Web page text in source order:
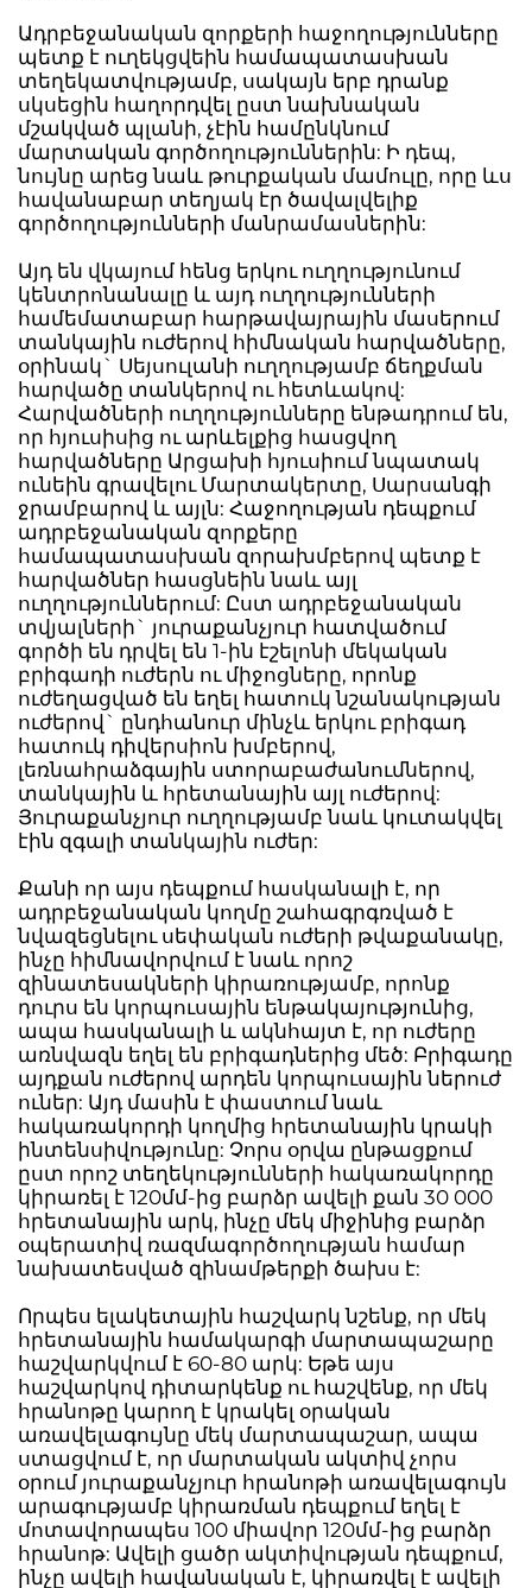
Ադրբեջանական զորքերի հաջողությունները
պետք է ուղեկցվեին համապատասխան
տեղեկատվությամբ, սակայն երբ դրանք
սկսեցին հաղորդվել ըստ նախնական
մշակված պլանի, չէին համընկնում
մարտական գործողություններին: Ի դեպ,
նույնը արեց նաև թուրքական մամուլը, որը ևս
հավանաբար տեղյակ էր ծավալվելիք
գործողությունների մանրամասներին:
Այդ են վկայում հենց երկու ուղղությունում
կենտրոնանալը և այդ ուղղությունների
համեմատաբար հարթավայրային մասերում
տանկային ուժերով հիմնական հարվածները,
օրինակ` Սեյսուլանի ուղղությամբ ճեղքման
հարվածը տանկերով ու հետևակով:
Հարվածների ուղղությունները ենթադրում են,
որ հյուսիսից ու արևելքից հասցվող
հարվածները Արցախի հյուսիում նպատակ
ունեին գրավելու Մարտակերտը, Սարսանգի
ջրամբարով և այլն: Հաջողության դեպքում
ադրբեջանական զորքերը
համապատասխան զորախմբերով պետք է
հարվածներ հասցնեին նաև այլ
ուղղություններում: Ըստ ադրբեջանական
տվյալների` յուրաքանչյուր հատվածում
գործի են դրվել են 1-ին էշելոնի մեկական
բրիգադի ուժերն ու միջոցները, որոնք
ուժեղացված են եղել հատուկ նշանակության
ուժերով` ընդհանուր մինչև երկու բրիգադ
հատուկ դիվերսիոն խմբերով,
լեռնահրաձգային ստորաբաժանումներով,
տանկային և հրետանային այլ ուժերով:
Յուրաքանչյուր ուղղությամբ նաև կուտակվել
էին զգալի տանկային ուժեր:
Քանի որ այս դեպքում հասկանալի է, որ
ադրբեջանական կողմը շահագրգռված է
նվազեցնելու սեփական ուժերի թվաքանակը,
ինչը հիմնավորվում է նաև որոշ
զինատեսակների կիրառությամբ, որոնք
դուրս են կորպուսային ենթակայությունից,
ապա հասկանալի և ակնհայտ է, որ ուժերը
առնվազն եղել են բրիգադներից մեծ: Բրիգադը
այդքան ուժերով արդեն կորպուսային ներուժ
ուներ: Այդ մասին է փաստում նաև
հակառակորդի կողմից հրետանային կրակի
ինտենսիվությունը: Չորս օրվա ընթացքում
ըստ որոշ տեղեկությունների հակառակորդը
կիրառել է 120մմ-ից բարձր ավելի քան 30 000
հրետանային արկ, ինչը մեկ միջինից բարձր
օպերատիվ ռազմագործողության համար
նախատեսված զինամթերքի ծախս է:
Որպես ելակետային հաշվարկ նշենք, որ մեկ
հրետանային համակարգի մարտապաշարը
հաշվարկվում է 60-80 արկ: Եթե այս
հաշվարկով դիտարկենք ու հաշվենք, որ մեկ
հրանոթը կարող է կրակել օրական
առավելագույնը մեկ մարտապաշար, ապա
ստացվում է, որ մարտական ակտիվ չորս
օրում յուրաքանչյուր հրանոթի առավելագույն
արագությամբ կիրառման դեպքում եղել է
մոտավորապես 100 միավոր 120մմ-ից բարձր
հրանոթ: Ավելի ցածր ակտիվության դեպքում,
ինչը ավելի հավանական է, կիրառվել է ավելի